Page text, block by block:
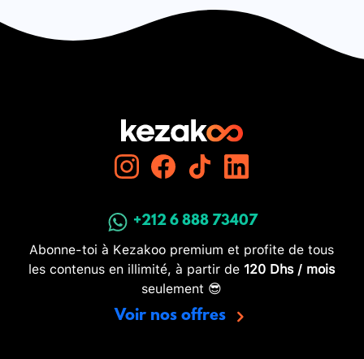
+212 6 888 73407
Abonne-toi à Kezakoo premium et profite de tous
les contenus en illimité, à partir de 120 Dhs / mois
seulement 😎
Voir nos offres